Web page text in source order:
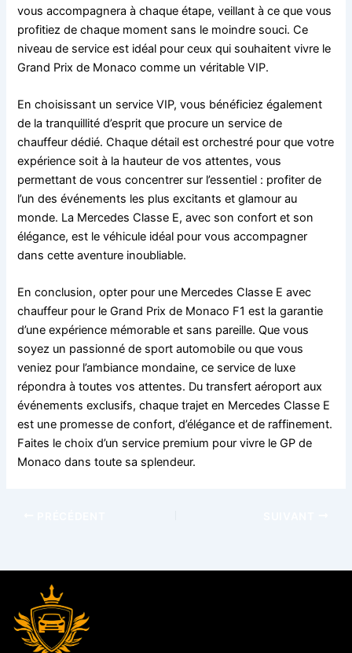
vous accompagnera à chaque étape, veillant à ce que vous
profitiez de chaque moment sans le moindre souci. Ce
niveau de service est idéal pour ceux qui souhaitent vivre le
Grand Prix de Monaco comme un véritable VIP.
En choisissant un service VIP, vous bénéficiez également
de la tranquillité d’esprit que procure un service de
chauffeur dédié. Chaque détail est orchestré pour que votre
expérience soit à la hauteur de vos attentes, vous
permettant de vous concentrer sur l’essentiel : profiter de
l’un des événements les plus excitants et glamour au
monde. La Mercedes Classe E, avec son confort et son
élégance, est le véhicule idéal pour vous accompagner
dans cette aventure inoubliable.
En conclusion, opter pour une Mercedes Classe E avec
chauffeur pour le Grand Prix de Monaco F1 est la garantie
d’une expérience mémorable et sans pareille. Que vous
soyez un passionné de sport automobile ou que vous
veniez pour l’ambiance mondaine, ce service de luxe
répondra à toutes vos attentes. Du transfert aéroport aux
événements exclusifs, chaque trajet en Mercedes Classe E
est une promesse de confort, d’élégance et de raffinement.
Faites le choix d’un service premium pour vivre le GP de
Monaco dans toute sa splendeur.